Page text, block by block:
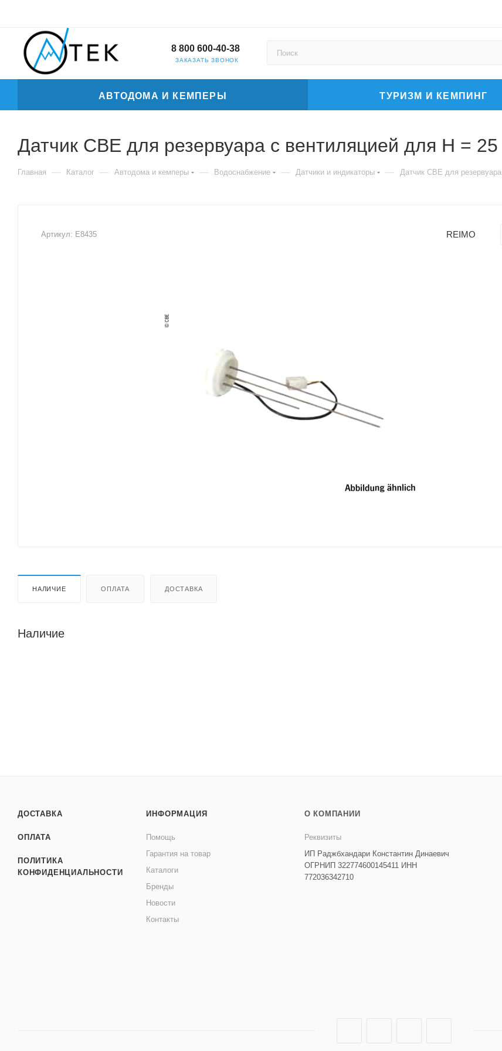
8 800 600-40-38
ЗАКАЗАТЬ ЗВОНОК
АВТОДОМА И КЕМПЕРЫ ТУРИЗМ И КЕМПИНГ
Датчик CBE для резервуара с вентиляцией для H =
Главная — Каталог — Автодома и кемперы — Водоснабжение — Датчики и индикаторы — Датчик CBE для
Артикул: E8435 REIMO
НАЛИЧИЕ ОПЛАТА ДОСТАВКА
Наличие
ДОСТАВКА
ОПЛАТА
ПОЛИТИКА
КОНФИДЕНЦИАЛЬНОСТИ
ИНФОРМАЦИЯ
Помощь
Гарантия на товар
Каталоги
Бренды
Новости
Контакты
О КОМПАНИИ
Реквизиты
ИП Раджбхандари Константин Динаевич
ОГРНИП 322774600145411 ИНН
772036342710